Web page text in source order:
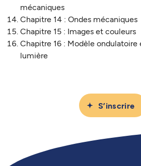
mécaniques
Chapitre 14 : Ondes mécaniques
Chapitre 15 : Images et couleurs
Chapitre 16 : Modèle ondulatoire
lumière
S’inscrire